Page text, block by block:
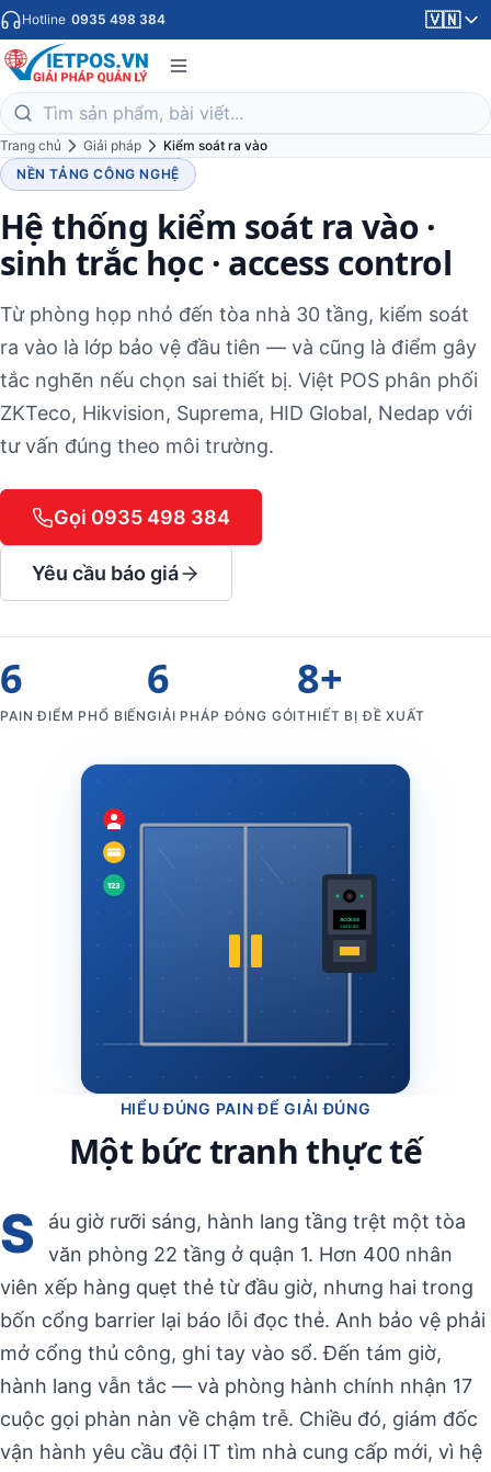
Hotline 0935 498 384 🇻🇳
Trang chủ Giải pháp
Kiểm soát ra vào
NỀN TẢNG CÔNG NGHỆ
Hệ thống kiểm soát ra vào ·
sinh trắc học · access control
Từ phòng họp nhỏ đến tòa nhà 30 tầng, kiểm soát
ra vào là lớp bảo vệ đầu tiên — và cũng là điểm gây
tắc nghẽn nếu chọn sai thiết bị. Việt POS phân phối
ZKTeco, Hikvision, Suprema, HID Global, Nedap với
tư vấn đúng theo môi trường.
Gọi 0935 498 384
Yêu cầu báo giá
6
PAIN ĐIỂM PHỔ BIẾN
6
GIẢI PHÁP ĐÓNG GÓI
8+
THIẾT BỊ ĐỀ XUẤT
ACCESS
GRANTED
123
HIỂU ĐÚNG PAIN ĐỂ GIẢI ĐÚNG
Một bức tranh thực tế
S
áu giờ rưỡi sáng, hành lang tầng trệt một tòa
văn phòng 22 tầng ở quận 1. Hơn 400 nhân
viên xếp hàng quẹt thẻ từ đầu giờ, nhưng hai trong
bốn cổng barrier lại báo lỗi đọc thẻ. Anh bảo vệ phải
mở cổng thủ công, ghi tay vào sổ. Đến tám giờ,
hành lang vẫn tắc — và phòng hành chính nhận 17
cuộc gọi phàn nàn về chậm trễ. Chiều đó, giám đốc
vận hành yêu cầu đội IT tìm nhà cung cấp mới, vì hệ